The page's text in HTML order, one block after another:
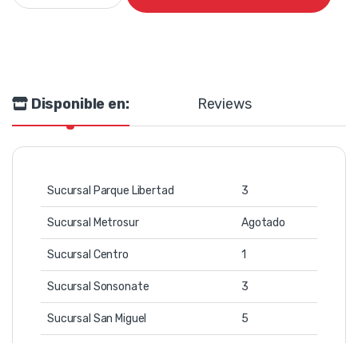
Disponible en: Reviews
Sucursal Parque Libertad 3
Sucursal Metrosur Agotado
Sucursal Centro 1
Sucursal Sonsonate 3
Sucursal San Miguel 5